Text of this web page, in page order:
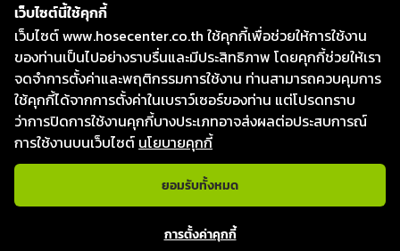
ติดต่อเรา
Line : @hosecenter
Hose Center ศูนย์รวมท่อ สายยาง และข้อต่อ
Hose Center ศูนย์รวมท่อ สายยาง และข้อต่อ
Hosecenter
บริษัท โฮสเซ็นเตอร์ จำกัด
designed & Developed by Fresh Digital.
แชทกับเจ้าหน้าที่
เว็บไซต์นี้ใช้คุกกี้
เว็บไซต์ www.hosecenter.co.th ใช้คุกกี้เพื่อช่วยให้การใช้งาน
ของท่านเป็นไปอย่างราบรื่นและมีประสิทธิภาพ โดยคุกกี้ช่วยให้เรา
จดจำการตั้งค่าและพฤติกรรมการใช้งาน ท่านสามารถควบคุมการ
ใช้คุกกี้ได้จากการตั้งค่าในเบราว์เซอร์ของท่าน แต่โปรดทราบ
ว่าการปิดการใช้งานคุกกี้บางประเภทอาจส่งผลต่อประสบการณ์
การใช้งานบนเว็บไซต์ นโยบายคุกกี้
ยอมรับทั้งหมด
การตั้งค่าคุกกี้